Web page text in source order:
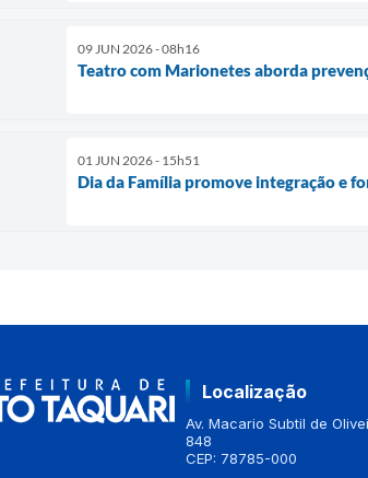
09 JUN 2026 - 08h16
Teatro com Marionetes aborda
01 JUN 2026 - 15h51
Dia da Família promove integração e
Localização
Av. Macario Subtil de
848
CEP: 78785-000